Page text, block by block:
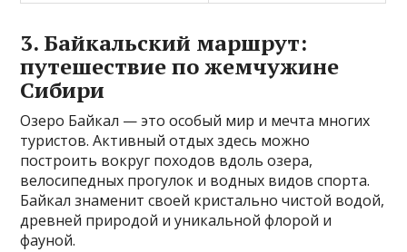
3. Байкальский маршрут:
путешествие по жемчужине
Сибири
Озеро Байкал — это особый мир и мечта многих
туристов. Активный отдых здесь можно
построить вокруг походов вдоль озера,
велосипедных прогулок и водных видов спорта.
Байкал знаменит своей кристально чистой водой,
древней природой и уникальной флорой и
фауной.